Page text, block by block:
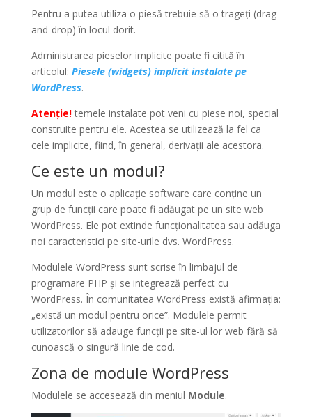
Pentru a putea utiliza o piesă trebuie să o trageți (drag-
and-drop) în locul dorit.
Administrarea pieselor implicite poate fi citită în
articolul: Piesele (widgets) implicit instalate pe
WordPress.
Atenție!temele instalate pot veni cu piese noi, special
construite pentru ele. Acestea se utilizează la fel ca
cele implicite, fiind, în general, derivații ale acestora.
Ce este un modul?
Un modul este o aplicație software care conține un
grup de funcții care poate fi adăugat pe un site web
WordPress. Ele pot extinde funcționalitatea sau adăuga
noi caracteristici pe site-urile dvs. WordPress.
Modulele WordPress sunt scrise în limbajul de
programare PHP și se integrează perfect cu
WordPress. În comunitatea WordPress există afirmația:
„există un modul pentru orice”. Modulele permit
utilizatorilor să adauge funcții pe site-ul lor web fără să
cunoască o singură linie de cod.
Zona de module WordPress
Modulele se accesează din meniul Module.